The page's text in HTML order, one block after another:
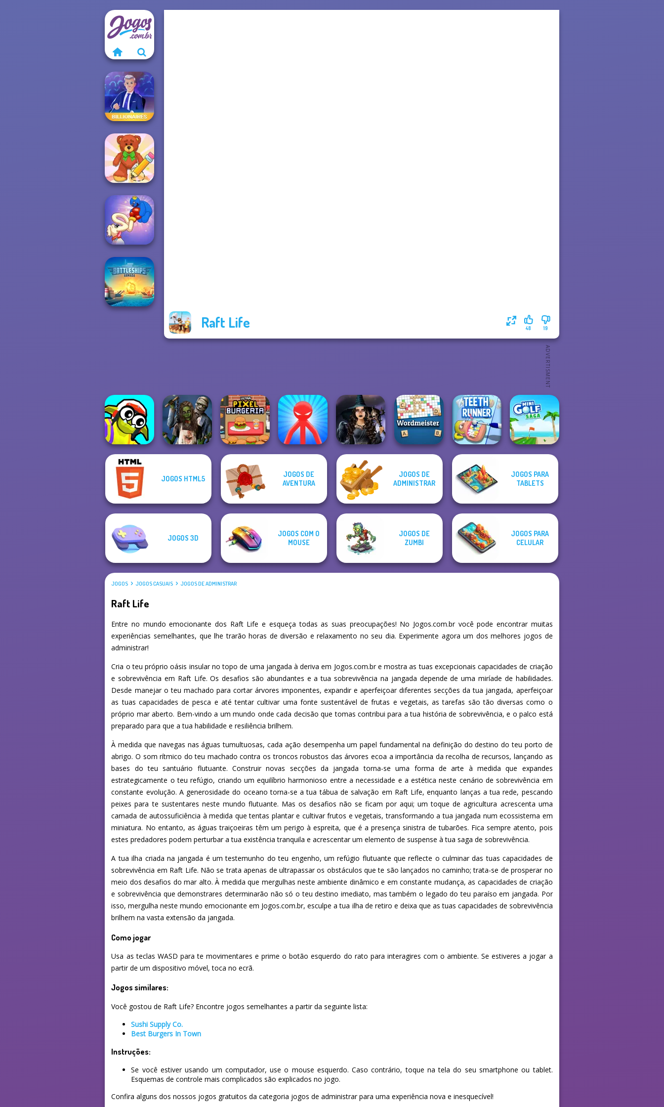
Raft Life 19
48
Billionaires
Wipe Insight
Master
Long Dog - Long
Nose
Funny Blade &
Magic
Zombie
Ultra Pixel
Burgeria
Red Stickman vs
Monster School
Mystic Coven The
Sisterhood of...
Wordmeister Teeth Runner Mini Golf Saga
JOGOS HTML5
JOGOS DE
AVENTURA
JOGOS DE
ADMINISTRAR
JOGOS PARA
TABLETS
JOGOS 3D
JOGOS COM O
MOUSE
JOGOS DE
ZUMBI
JOGOS PARA
CELULAR
JOGOS JOGOS CASUAIS JOGOS DE ADMINISTRAR
Raft Life
Entre no mundo emocionante dos Raft Life e esqueça todas as suas preocupações! No Jogos.com.br você pode encontrar muitas
experiências semelhantes, que lhe trarão horas de diversão e relaxamento no seu dia. Experimente agora um dos melhores jogos de
administrar!
Cria o teu próprio oásis insular no topo de uma jangada à deriva em Jogos.com.br e mostra as tuas excepcionais capacidades de criação
e sobrevivência em Raft Life. Os desafios são abundantes e a tua sobrevivência na jangada depende de uma miríade de habilidades.
Desde manejar o teu machado para cortar árvores imponentes, expandir e aperfeiçoar diferentes secções da tua jangada, aperfeiçoar
as tuas capacidades de pesca e até tentar cultivar uma fonte sustentável de frutas e vegetais, as tarefas são tão diversas como o
próprio mar aberto. Bem-vindo a um mundo onde cada decisão que tomas contribui para a tua história de sobrevivência, e o palco está
preparado para que a tua habilidade e resiliência brilhem.
À medida que navegas nas águas tumultuosas, cada ação desempenha um papel fundamental na definição do destino do teu porto de
abrigo. O som rítmico do teu machado contra os troncos robustos das árvores ecoa a importância da recolha de recursos, lançando as
bases do teu santuário flutuante. Construir novas secções da jangada torna-se uma forma de arte à medida que expandes
estrategicamente o teu refúgio, criando um equilíbrio harmonioso entre a necessidade e a estética neste cenário de sobrevivência em
constante evolução. A generosidade do oceano torna-se a tua tábua de salvação em Raft Life, enquanto lanças a tua rede, pescando
peixes para te sustentares neste mundo flutuante. Mas os desafios não se ficam por aqui; um toque de agricultura acrescenta uma
camada de autossuficiência à medida que tentas plantar e cultivar frutos e vegetais, transformando a tua jangada num ecossistema em
miniatura. No entanto, as águas traiçoeiras têm um perigo à espreita, que é a presença sinistra de tubarões. Fica sempre atento, pois
estes predadores podem perturbar a tua existência tranquila e acrescentar um elemento de suspense à tua saga de sobrevivência.
A tua ilha criada na jangada é um testemunho do teu engenho, um refúgio flutuante que reflecte o culminar das tuas capacidades de
sobrevivência em Raft Life. Não se trata apenas de ultrapassar os obstáculos que te são lançados no caminho; trata-se de prosperar no
meio dos desafios do mar alto. À medida que mergulhas neste ambiente dinâmico e em constante mudança, as capacidades de criação
e sobrevivência que demonstrares determinarão não só o teu destino imediato, mas também o legado do teu paraíso em jangada. Por
isso, mergulha neste mundo emocionante em Jogos.com.br, esculpe a tua ilha de retiro e deixa que as tuas capacidades de sobrevivência
brilhem na vasta extensão da jangada.
Como jogar
Usa as teclas WASD para te movimentares e prime o botão esquerdo do rato para interagires com o ambiente. Se estiveres a jogar a
partir de um dispositivo móvel, toca no ecrã.
Jogos similares:
Você gostou de Raft Life? Encontre jogos semelhantes a partir da seguinte lista:
Sushi Supply Co.
Best Burgers In Town
Instruções:
Se você estiver usando um computador, use o mouse esquerdo. Caso contrário, toque na tela do seu smartphone ou tablet.
Esquemas de controle mais complicados são explicados no jogo.
Confira alguns dos nossos jogos gratuitos da categoria jogos de administrar para uma experiência nova e inesquecível!